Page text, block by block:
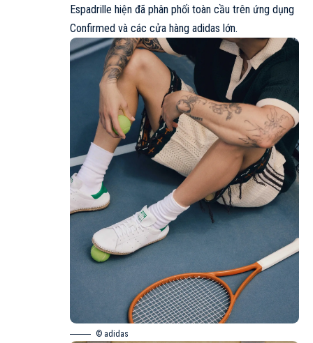
Espadrille hiện đã phân phối toàn cầu trên ứng dụng
Confirmed và các cửa hàng adidas lớn.
© adidas